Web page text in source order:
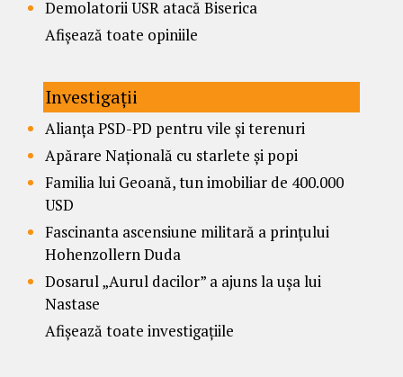
Demolatorii USR atacă Biserica
Afișează toate opiniile
Investigații
Alianța PSD-PD pentru vile și terenuri
Apărare Națională cu starlete și popi
Familia lui Geoană, tun imobiliar de 400.000
USD
Fascinanta ascensiune militară a prințului
Hohenzollern Duda
Dosarul „Aurul dacilor” a ajuns la ușa lui
Nastase
Afișează toate investigațiile